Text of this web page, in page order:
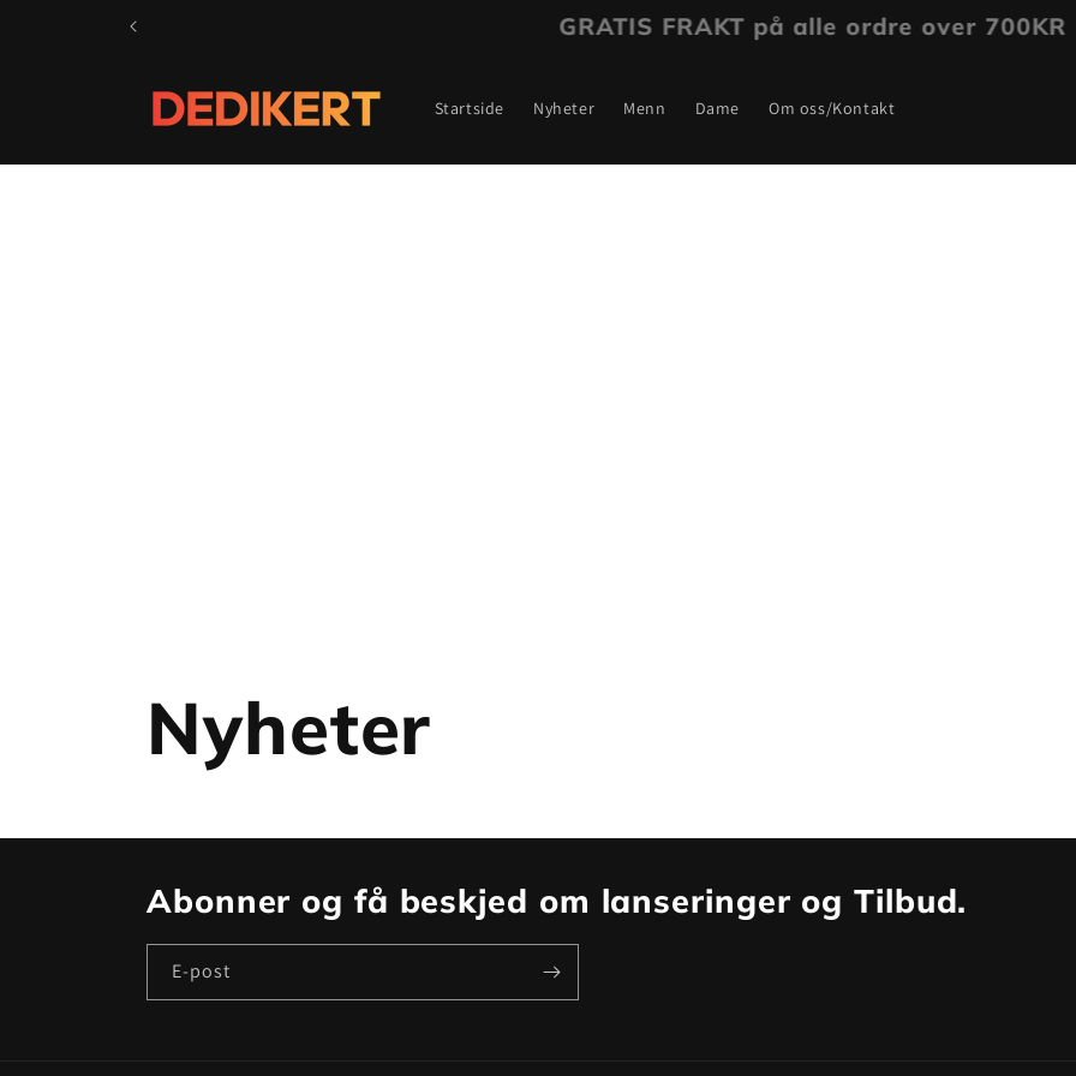
Velkommen til Dedikert
Startside Nyheter Menn Dame Om oss/Kontakt
Nyheter
Abonner og få beskjed om lanseringer ogTilbud.
E-post